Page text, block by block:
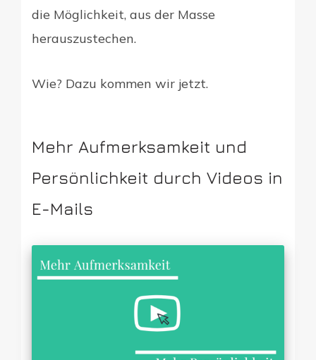
die Möglichkeit, aus der Masse
herauszustechen.
Wie? Dazu kommen wir jetzt.
Mehr Aufmerksamkeit und
Persönlichkeit durch Videos in
E-Mails